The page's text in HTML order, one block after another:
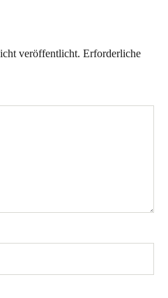
veröffentlicht. Erforderliche